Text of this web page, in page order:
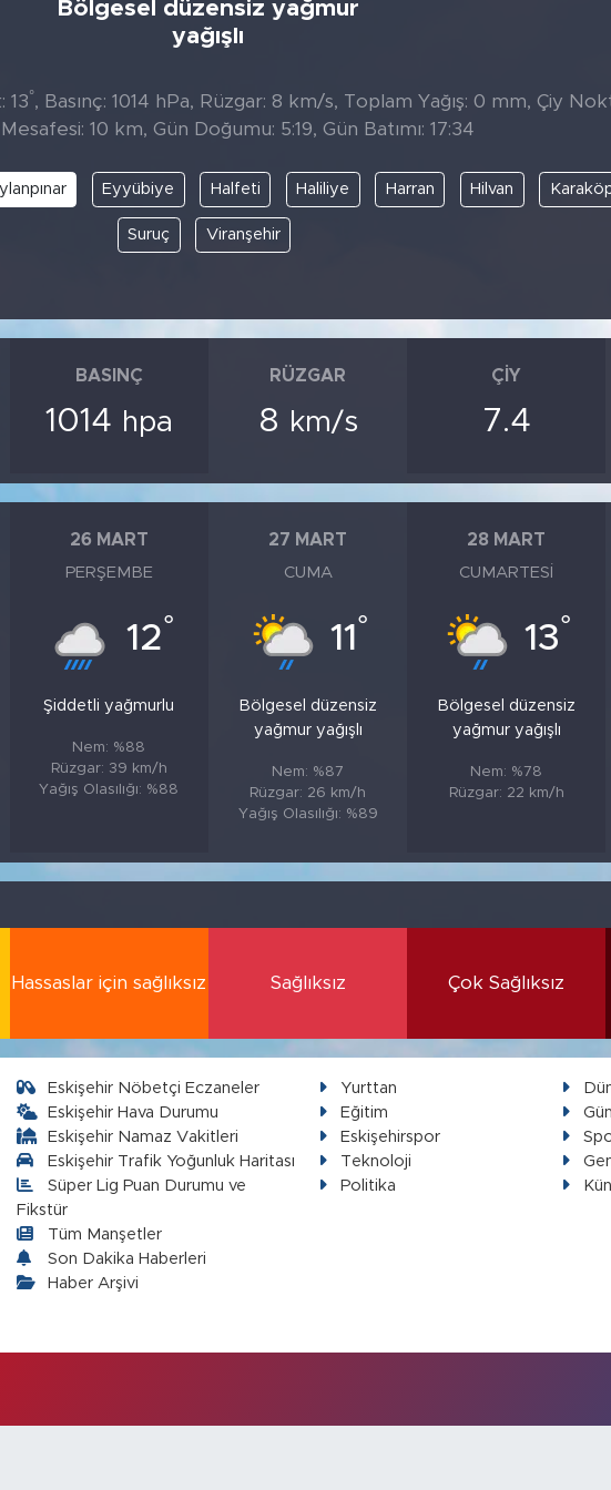
Bölgesel düzensiz yağmur
yağışlı
13°, Basınç: 1014 hPa, Rüzgar: 8 km/s, Toplam Yağış: 0 mm, Çiy
10 km, Gün Doğumu: 5:19, Gün Batımı: 17:34
Eyyübiye Halfeti Haliliye Harran Hilvan
Suruç Viranşehir
BASINÇ
1014 hpa
RÜZGAR
8 km/s
ÇIY
7.4
26 MART
PERŞEMBE
12°
Şiddetli yağmurlu
Nem: %88
Rüzgar: 39 km/h
Yağış Olasılığı: %88
27 MART
CUMA
11 °
Bölgesel düzensiz
yağmur yağışlı
Nem: %87
Rüzgar: 26 km/h
Yağış Olasılığı: %89
28 MART
CUMARTESI
13°
Bölgesel düzensiz
yağmur yağışlı
Nem: %78
Rüzgar: 22 km/h
Hassaslar için sağlıksız Sağlıksız Çok Sağlıksız
Eskişehir Nöbetçi Eczaneler
Eskişehir Hava Durumu
Eskişehir Namaz Vakitleri
Eskişehir Trafik Yoğunluk Haritası
Süper Lig Puan Durumu ve
Fikstür
Tüm Manşetler
Son Dakika Haberleri
Haber Arşivi
Yurttan
Eğitim
Eskişehirspor
Teknoloji
Politika